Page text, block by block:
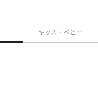
キッズ・ベビー